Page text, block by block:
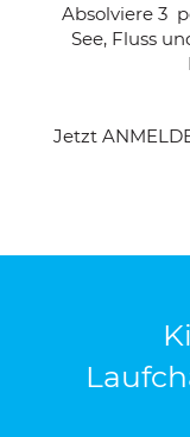
Absolviere 3
See, Fluss
Jetzt